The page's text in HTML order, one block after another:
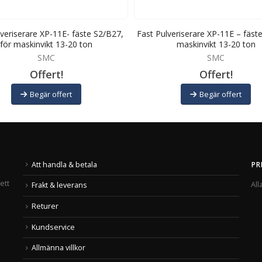
XP-11E- fäste S2/B27,
för maskinvikt 13-20 ton
SMC
Offert!
Begär offert
Fast Pulveriserare XP-11E –
maskinvikt 13-20 ton
SMC
Offert!
Begär offert
Att handla & betala
Frakt & leverans
Returer
Kundservice
Allmänna villkor